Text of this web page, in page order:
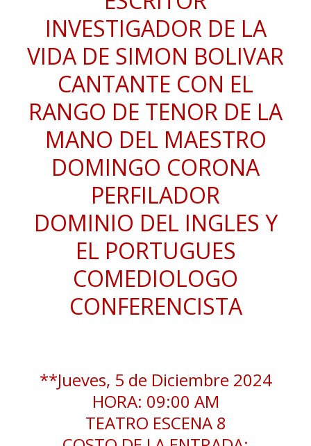
INVESTIGADOR DE LA
VIDA DE SIMON BOLIVAR
CANTANTE CON EL
RANGO DE TENOR DE LA
MANO DEL MAESTRO
DOMINGO CORONA
PERFILADOR
DOMINIO DEL INGLES Y
EL PORTUGUES
COMEDIOLOGO
CONFERENCISTA
**Jueves, 5 de Diciembre 2024
HORA: 09:00 AM
TEATRO ESCENA 8